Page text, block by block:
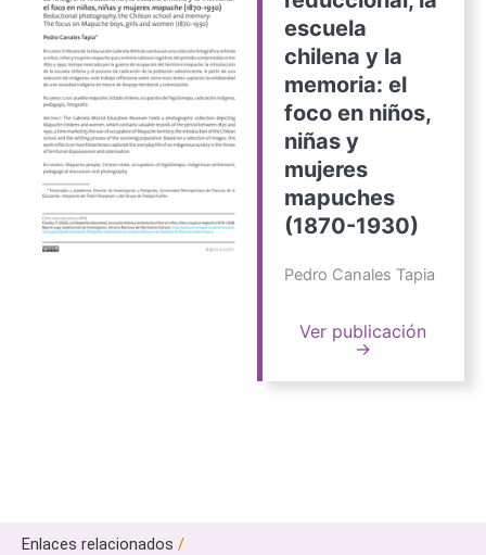
escuela
chilena y la
memoria: el
foco en niños,
niñas y
mujeres
mapuches
(1870-1930)
Pedro Canales Tapia
Ver publicación
→
Enlaces relacionados /